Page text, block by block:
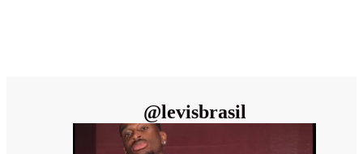
@levisbrasil